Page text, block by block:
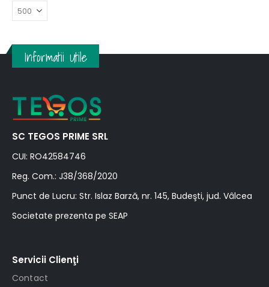
Informatii Utile
SC TEGOS PRIME SRL
CUI: RO42584746
Reg. Com.: J38/368/2020
Punct de Lucru: Str. Islaz Barză, nr. 145, Budeşti, jud. Vâlcea
Societate prezenta pe SEAP
Servicii Clienţi
Contact